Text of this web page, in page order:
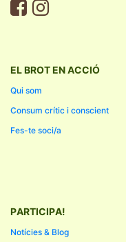
EL BROT EN ACCIÓ
Qui som
Consum crític i conscient
Fes-te soci/a
PARTICIPA!
Notícies & Blog